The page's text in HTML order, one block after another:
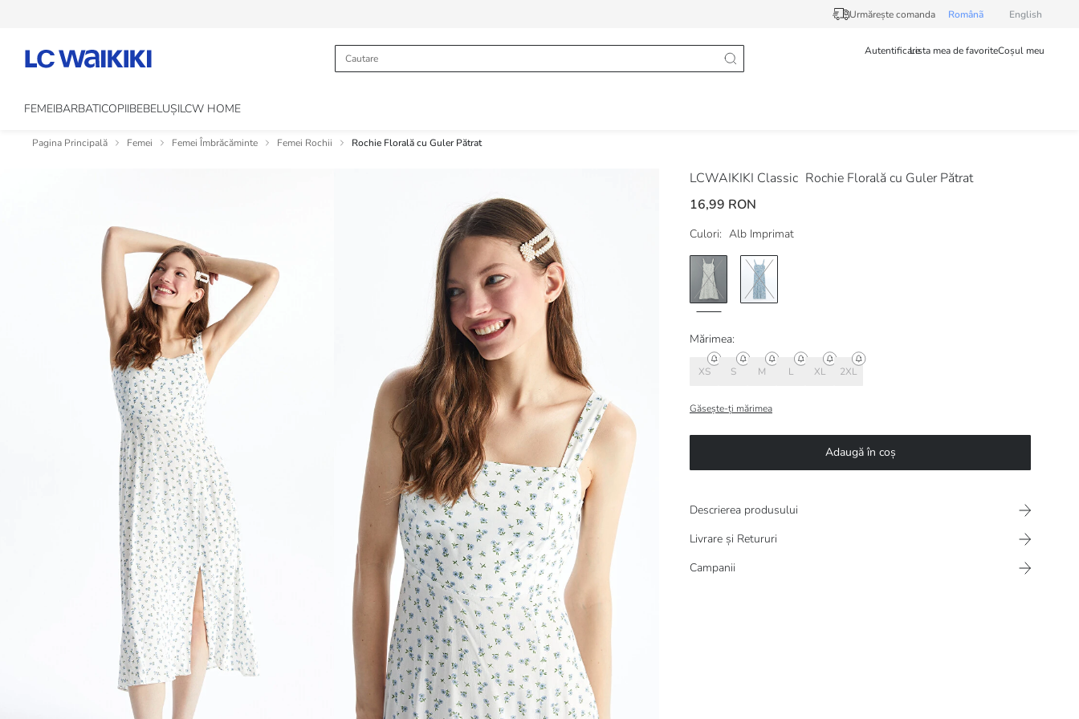
Urmărește comanda Românã English
AutentificareLista mea de favoriteCoșul meu
FEMEIBARBATICOPIIBEBELUȘILCW HOME
Pagina Principală Femei Femei Îmbrăcăminte Femei Rochii Rochie Florală cu Guler Pătrat
LCWAIKIKI Classic Rochie Florală cu Guler Pătrat
16,99 RON
Culori: Alb Imprimat
Mărimea:
XS S M L XL 2XL
Găsește-ți mărimea
Adaugă în coș
Descrierea produsului
Livrare și Retururi
Campanii